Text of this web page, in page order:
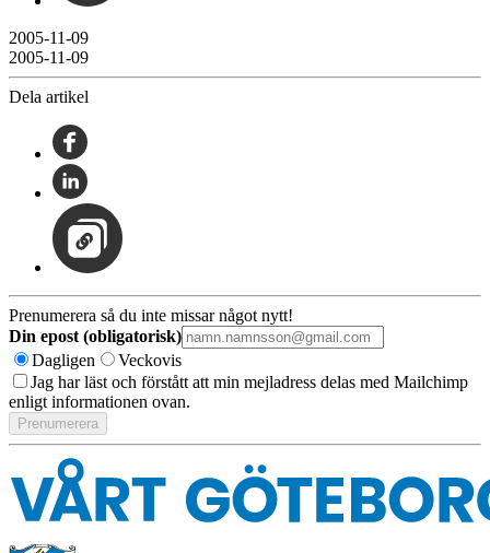
2005-11-09
2005-11-09
Dela artikel
Prenumerera så du inte missar något nytt!
Din epost (obligatorisk)
Dagligen
Veckovis
Jag har läst och förstått att min mejladress delas med Mailchimp
enligt informationen ovan.